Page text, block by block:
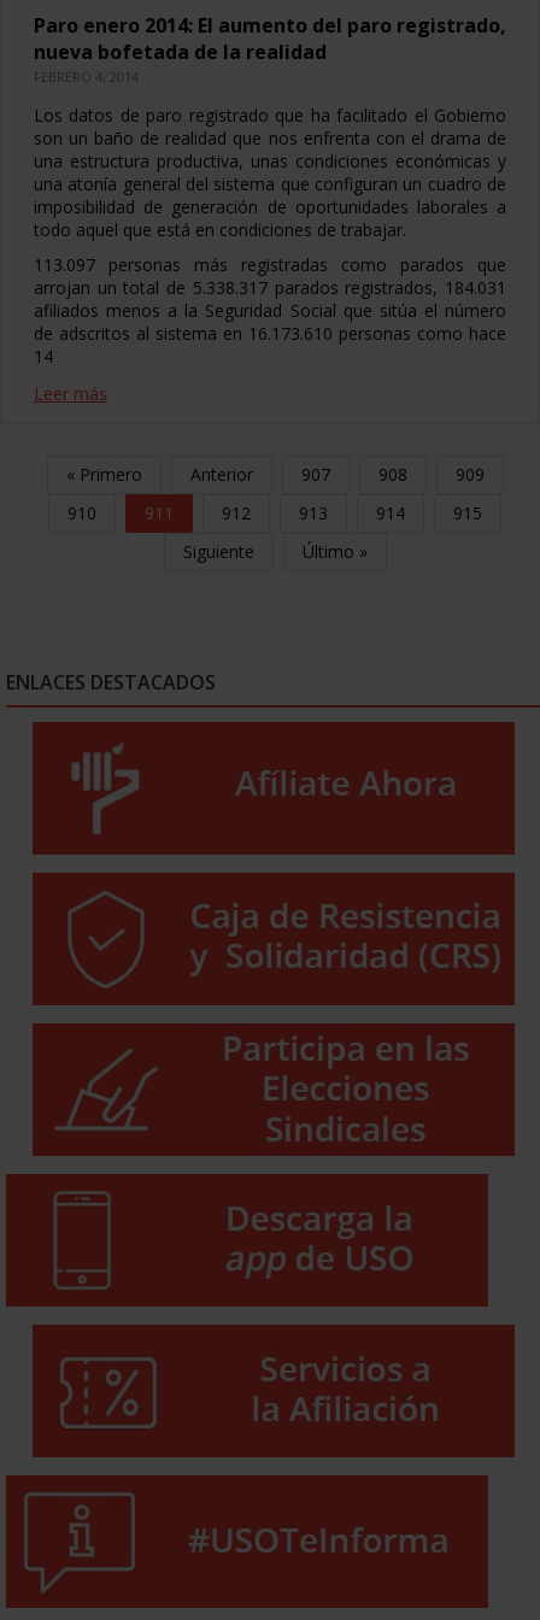
Paro enero 2014: El aumento del paro registrado,
nueva bofetada de la realidad
FEBRERO 4, 2014
Los datos de paro registrado que ha facilitado el Gobierno
son un baño de realidad que nos enfrenta con el drama de
una estructura productiva, unas condiciones económicas y
una atonía general del sistema que configuran un cuadro de
imposibilidad de generación de oportunidades laborales a
todo aquel que está en condiciones de trabajar.
113.097 personas más registradas como parados que
arrojan un total de 5.338.317 parados registrados, 184.031
afiliados menos a la Seguridad Social que sitúa el número
de adscritos al sistema en 16.173.610 personas como hace
14
Leer más
« Primero Anterior 907 908
909
910
911 912 913 914
915
Siguiente
Último »
ENLACES DESTACADOS